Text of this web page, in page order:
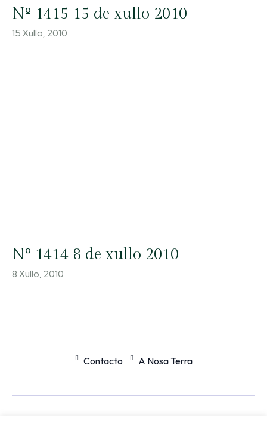
Nº 1415 15 de xullo 2010
15 Xullo, 2010
Nº 1414 8 de xullo 2010
8 Xullo, 2010
Contacto A Nosa Terra